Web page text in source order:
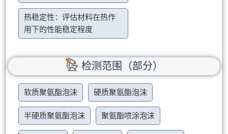
热稳定性：评估材料在热作
用下的性能稳定程度
检测范围（部分）
软质聚氨酯泡沫 硬质聚氨酯泡沫
半硬质聚氨酯泡沫 聚氨酯喷涂泡沫